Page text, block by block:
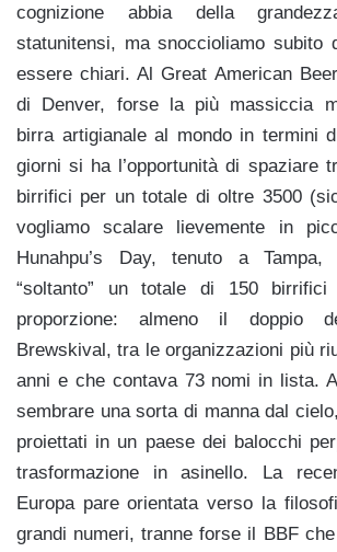
cognizione abbia della
statunitensi, ma snoccioliamo subito
essere chiari. Al Great American
di Denver, forse la più massiccia
birra artigianale al mondo in termini
giorni si ha l’opportunità di spaziare
birrifici per un totale di oltre 3500
vogliamo scalare lievemente in
Hunahpu’s Day, tenuto a
“soltanto” un totale di 150
proporzione: almeno il doppio
Brewskival, tra le organizzazioni più
anni e che contava 73 nomi in lista.
sembrare una sorta di manna dal
proiettati in un paese dei balocchi
trasformazione in asinello. La
Europa pare orientata verso la
grandi numeri, tranne forse il BBF